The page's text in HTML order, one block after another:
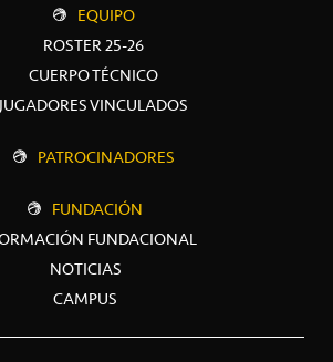
EQUIPO
ROSTER 25-26
CUERPO TÉCNICO
JUGADORES VINCULADOS
PATROCINADORES
FUNDACIÓN
FUNDACIONAL
NOTICIAS
CAMPUS